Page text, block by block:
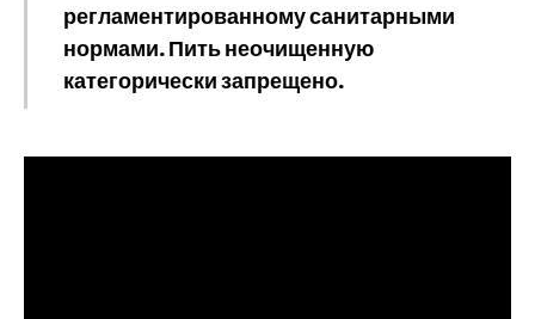
регламентированному санитарными
нормами. Пить неочищенную
категорически запрещено.